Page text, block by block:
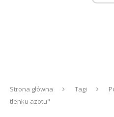
Strona główna Tagi
tlenku azotu"